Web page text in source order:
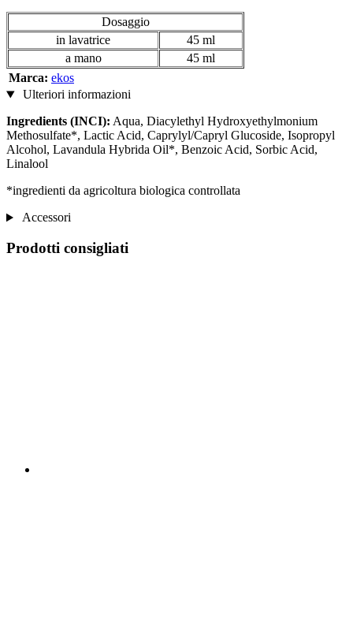
Dosaggio
in lavatrice
45 ml
a mano
45 ml
Marca: ekos
Ulteriori informazioni
Ingredients (INCI): Aqua, Diacylethyl Hydroxyethylmonium
Methosulfate*, Lactic Acid, Caprylyl/Capryl Glucoside, Isopropyl
Alcohol, Lavandula Hybrida Oil*, Benzoic Acid, Sorbic Acid,
Linalool
*ingredienti da agricoltura biologica controllata
Accessori
Prodotti consigliati